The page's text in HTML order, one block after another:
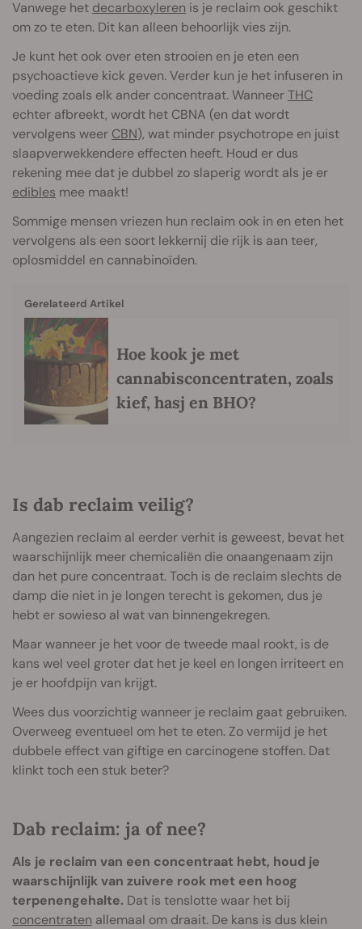
Vanwege het decarboxyleren is je reclaim ook geschikt
om zo te eten. Dit kan alleen behoorlijk vies zijn.
Je kunt het ook over eten strooien en je eten een
psychoactieve kick geven. Verder kun je het infuseren in
voeding zoals elk ander concentraat. WanneerTHC
echter afbreekt, wordt het CBNA (en dat wordt
vervolgens weer CBN), wat minder psychotrope en juist
slaapverwekkendere effecten heeft. Houd er dus
rekening mee dat je dubbel zo slaperig wordt als je er
edibles mee maakt!
Sommige mensen vriezen hun reclaim ook in en eten het
vervolgens als een soort lekkernij die rijk is aan teer,
oplosmiddel en cannabinoïden.
Gerelateerd Artikel
Hoe kook je met
cannabisconcentraten, zoals
kief, hasj en BHO?
Is dab reclaim veilig?
Aangezien reclaim al eerder verhit is geweest, bevat het
waarschijnlijk meer chemicaliën die onaangenaam zijn
dan het pure concentraat. Toch is de reclaim slechts de
damp die niet in je longen terecht is gekomen, dus je
hebt er sowieso al wat van binnengekregen.
Maar wanneer je het voor de tweede maal rookt, is de
kans wel veel groter dat het je keel en longen irriteert en
je er hoofdpijn van krijgt.
Wees dus voorzichtig wanneer je reclaim gaat gebruiken.
Overweeg eventueel om het te eten. Zo vermijd je het
dubbele effect van giftige en carcinogene stoffen. Dat
klinkt toch een stuk beter?
Dab reclaim: ja of nee?
Als je reclaim van een concentraat hebt, houd je
waarschijnlijk van zuivere rook met een hoog
terpenengehalte. Dat is tenslotte waar het bij
concentraten allemaal om draait. De kans is dus klein